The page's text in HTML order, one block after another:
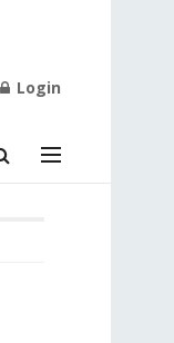
Login